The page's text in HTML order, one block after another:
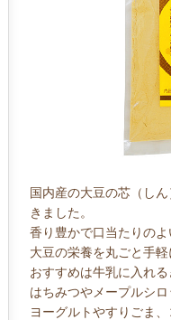
国内産の大豆の芯（し
きました。
香り豊かで口当たりのよ
大豆の栄養を丸ごと手軽
おすすめは牛乳に入れる
はちみつやメープルシ
ヨーグルトやすりごま